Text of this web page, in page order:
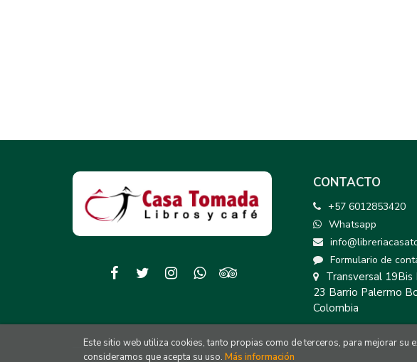
CONTACTO
+57 6012853420
Whatsapp
Formulario de
Transversal 19Bis
23 Barrio Palermo
Colombia
Este sitio web utiliza cookies, tanto propias como de terceros, para mejorar su
consideramos que acepta su uso. Más información